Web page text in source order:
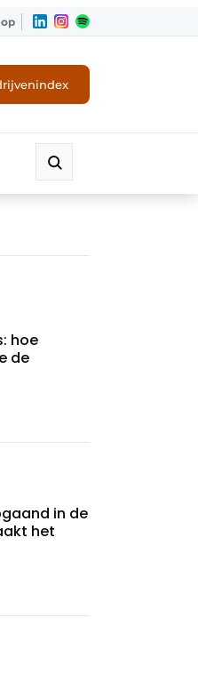
hoe
de
in de
het